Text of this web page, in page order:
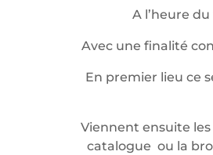
A l’heure
Avec une finalité
En premier lieu ce
Viennent ensuite
catalogue ou la